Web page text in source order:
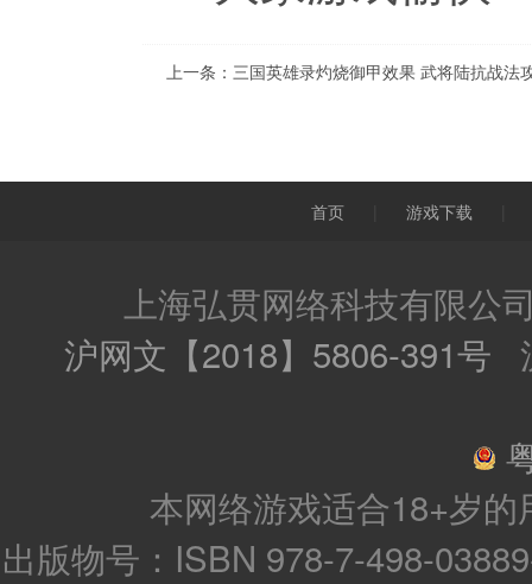
上一条： 三国英雄录灼烧御甲效果 武将陆抗战法
首页 游戏下载
上海弘贯网络科技有限
沪网文【2018】5806-391号
本网络游戏适合18+岁
出版物号：ISBN 978-7-498-